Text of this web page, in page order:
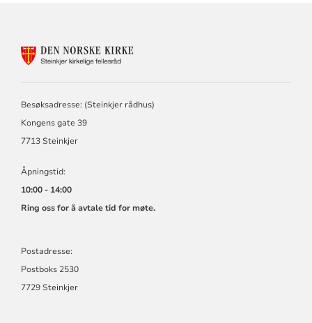
Besøksadresse: (Steinkjer rådhus)
Kongens gate 39
7713 Steinkjer
Åpningstid:
10:00 - 14:00
Ring oss for å avtale tid for møte.
Postadresse:
Postboks 2530
7729 Steinkjer